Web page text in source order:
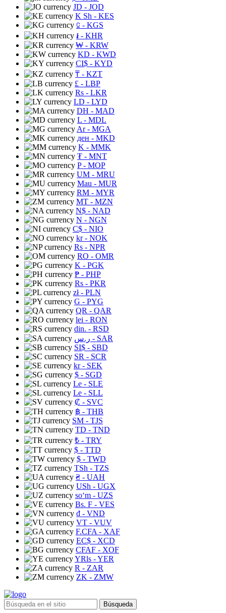
JD - JOD
K Sh - KES
⃀ - KGS
៛ - KHR
₩ - KRW
KD - KWD
CI$ - KYD
₸ - KZT
£ - LBP
Rs - LKR
LD - LYD
DH - MAD
L - MDL
Ar- MGA
ден - MKD
K - MMK
₮ - MNT
P- MOP
UM - MRU
Mau - MUR
RM - MYR
MT - MZN
N$ - NAD
N - NGN
C$ - NIO
kr- NOK
Rs - NPR
RO - OMR
K - PGK
₱ - PHP
Rs - PKR
zł- PLN
G - PYG
QR - QAR
lei - RON
din. - RSD
ر.س - SAR
SI$ - SBD
SR - SCR
kr- SEK
$ - SGD
Le - SLE
Le - SLL
₡ - SVC
฿ - THB
ЅМ - TJS
TD - TND
₺ - TRY
$ - TTD
$ - TWD
TSh - TZS
₴ - UAH
USh - UGX
soʻm - UZS
Bs. F - VES
₫ - VND
VT - VUV
F.CFA - XAF
EC$ - XCD
CFAF - XOF
YRls - YER
R - ZAR
ZK - ZMW
Búsqueda